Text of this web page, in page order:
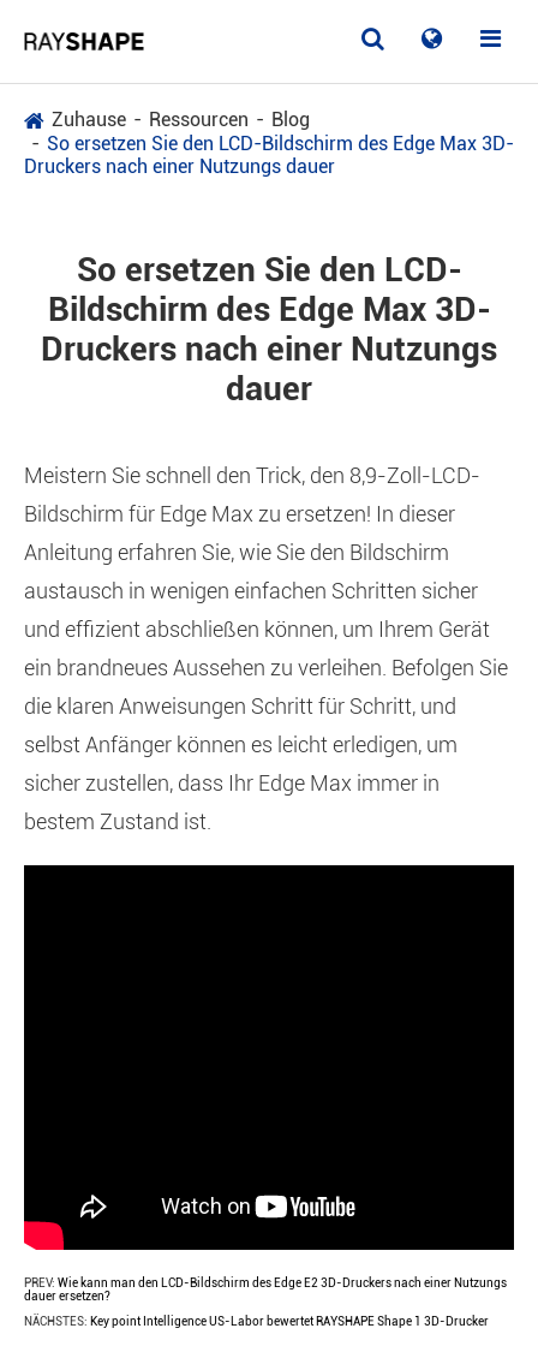
Zuhause Ressourcen
Blog
So ersetzen Sie den LCD-Bildschirm des Edge Max 3D-
Druckers nach einer Nutzungs dauer
So ersetzen Sie den LCD-
Bildschirm des Edge Max 3D-
Druckers nach einer Nutzungs
dauer
Meistern Sie schnell den Trick, den 8,9-Zoll-LCD-
Bildschirm für Edge Max zu ersetzen! In dieser
Anleitung erfahren Sie, wie Sie den Bildschirm
austausch in wenigen einfachen Schritten sicher
und effizient abschließen können, um Ihrem Gerät
ein brandneues Aussehen zu verleihen. Befolgen Sie
die klaren Anweisungen Schritt für Schritt, und
selbst Anfänger können es leicht erledigen, um
sicher zustellen, dass Ihr Edge Max immer in
bestem Zustand ist.
PREV: Wie kann man den LCD-Bildschirm des Edge E2 3D-Druckers nach einer Nutzungs
dauer ersetzen?
NÄCHSTES: Key point Intelligence US-Labor bewertet RAYSHAPE Shape 1 3D-Drucker